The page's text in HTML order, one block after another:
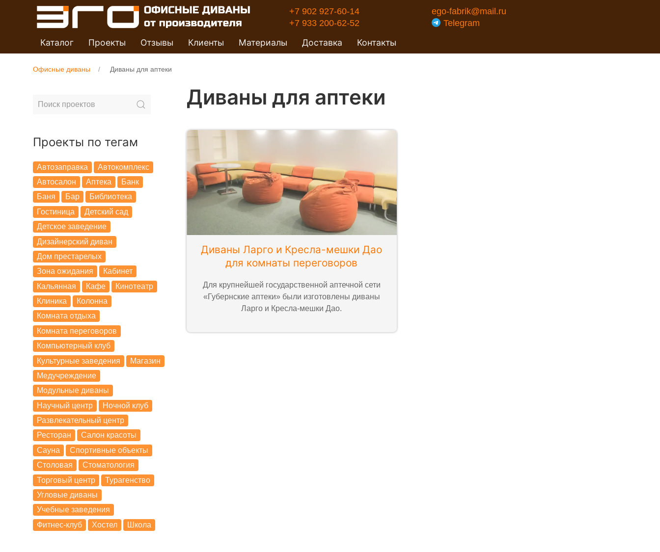
+7 902 927-60-14
+7 933 200-62-52
ego-fabrik@mail.ru
Telegram
Каталог Проекты Отзывы Клиенты Материалы Доставка Контакты
Офисные диваны Диваны для аптеки
Проекты по тегам
Автозаправка
Автокомплекс
Автосалон
Аптека
Банк
Баня
Бар
Библиотека
Гостиница
Детский сад
Детское заведение
Дизайнерский диван
Дом престарелых
Зона ожидания
Кабинет
Кальянная
Кафе
Кинотеатр
Клиника
Колонна
Комната отдыха
Комната переговоров
Компьютерный клуб
Культурные заведения
Магазин
Медучреждение
Модульные диваны
Научный центр
Ночной клуб
Развлекательный центр
Ресторан
Салон красоты
Сауна
Спортивные объекты
Столовая
Стоматология
Торговый центр
Турагенство
Угловые диваны
Учебные заведения
Фитнес-клуб
Хостел Школа
Диваны для аптеки
Диваны Ларго и Кресла-мешки Дао
для комнаты переговоров
Для крупнейшей государственной аптечной сети
«Губернские аптеки» были изготовлены диваны
Ларго и Кресла-мешки Дао.